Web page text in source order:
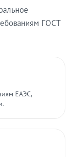
ГОСТ
ЕАЭС,